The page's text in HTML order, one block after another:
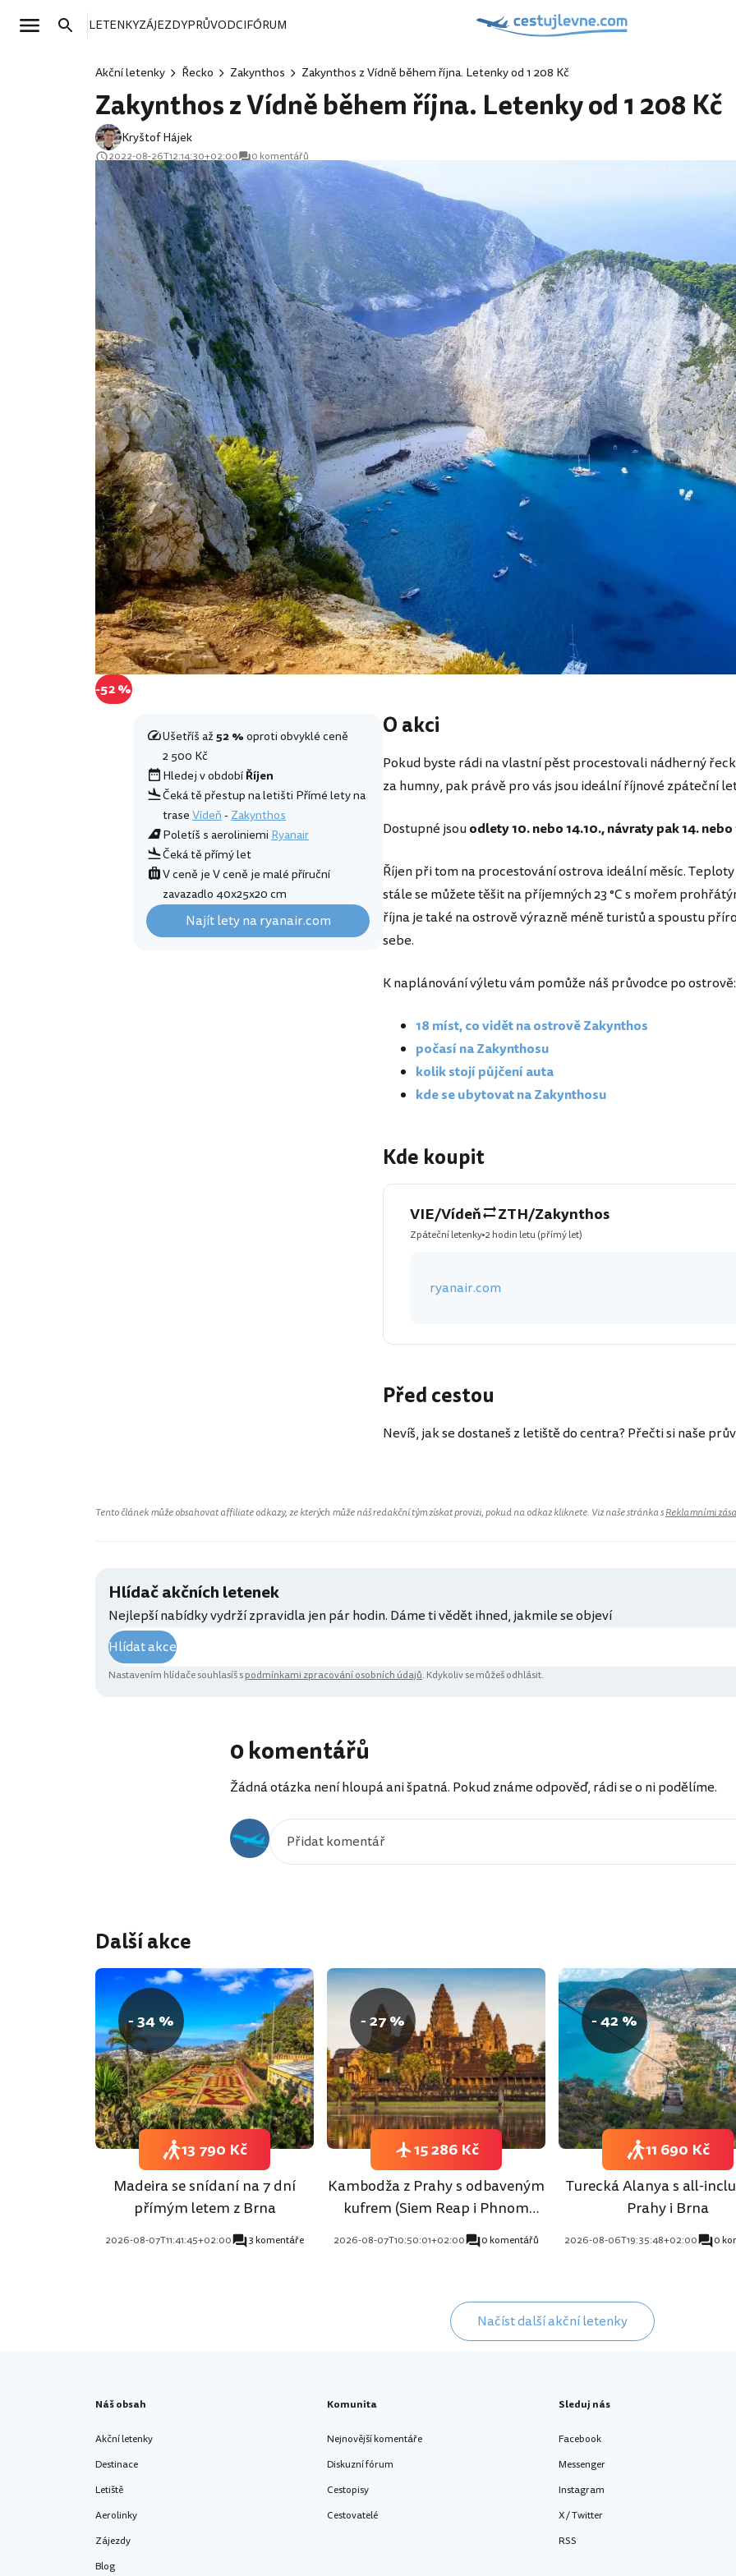
LETENKYZÁJEZDYPRŮVODCIFÓRUM
Akční letenky Řecko Zakynthos Zakynthos z Vídně během října. Letenky od 1 208 Kč
Zakynthos z Vídně během října. Letenky od 1 208 Kč
Kryštof Hájek
2022-08-26T12:14:30+02:00 0 komentářů
-52 %
Ušetříš až52 %oproti obvyklé ceně
2 500 Kč
Hledej v obdobíŘíjen
Čeká tě přestup na letišti Přímé lety na
traseVídeň-Zakynthos
Poletíš s aeroliniemi Ryanair
Čeká tě přímý let
V ceně je V ceně je malé příruční
zavazadlo 40x25x20 cm
Najít lety na ryanair.com
O akci
Pokud byste rádi na vlastní pěst procestovali nádherný
za humny, pak právě pro vás jsou ideální říjnové zpáteční
Dostupné jsouodlety 10. nebo 14.10., návraty pak 14. nebo
Říjen při tom na procestování ostrova ideální měsíc.
stále se můžete těšit na příjemných 23 °C s mořem
října je také na ostrově výrazně méně turistů a spoustu
sebe.
K naplánování výletu vám pomůže náš průvodce po ostrově:
18 míst, co vidět na ostrově Zakynthos
počasí na Zakynthosu
kolik stojí půjčení auta
kde se ubytovat na Zakynthosu
Kde koupit
VIE/Vídeň ZTH/Zakynthos
Zpáteční letenky 2 hodin letu (přímý let)
ryanair.com
Před cestou
Nevíš, jak se dostaneš z letiště do centra? Přečti si naše
Tento článek může obsahovat affiliate odkazy, ze kterých může náš redakční tým získat provizi, pokud na odkaz kliknete. Viz naše stránka sReklamními
Hlídač akčních letenek
Nejlepší nabídky vydrží zpravidla jen pár hodin. Dáme ti vědět ihned, jakmile se objeví
Hlídat akce
Nastavením hlídače souhlasíš spodmínkami zpracování osobních údajů. Kdykoliv se můžeš odhlásit.
0 komentářů
Žádná otázka není hloupá ani špatná. Pokud známe odpověď, rádi se o ni podělíme.
Další akce
- 34 %
Madeira se snídaní na 7 dní
přímým letem z Brna
2026-08-07T11:41:45+02:00 3 komentáře
13 790 Kč
- 27 %
Kambodža z Prahy s odbaveným
kufrem (Siem Reap i Phnom
2026-08-07T10:50:01+02:00 0 komentářů
15 286 Kč
- 42 %
Turecká Alanya s all-
Prahy i Brna
2026-08-06T19:35:48+02:00 0
11 690 Kč
Načíst další akční letenky
Náš obsah
Akční letenky
Destinace
Letiště
Aerolinky
Zájezdy
Blog
Komunita
Nejnovější komentáře
Diskuzní fórum
Cestopisy
Cestovatelé
Sleduj nás
Facebook
Messenger
Instagram
X / Twitter
RSS